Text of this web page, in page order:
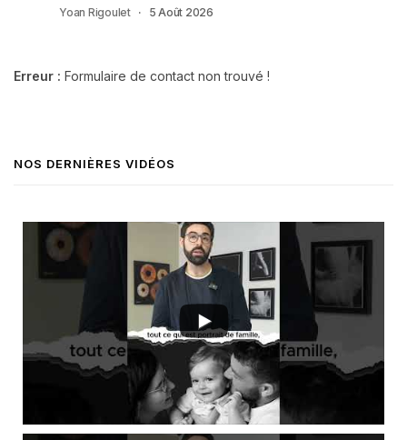
Yoan Rigoulet 5 Août 2026
Erreur : Formulaire de contact non trouvé !
NOS DERNIÈRES VIDÉOS